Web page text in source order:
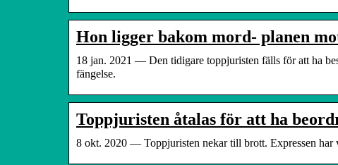
Hon ligger bakom mord- planen
18 jan. 2021 — Den tidigare toppjuristen fälls för att ha
fängelse.
Toppjuristen åtalas för att ha
8 okt. 2020 — Toppjuristen nekar till brott. Expressen